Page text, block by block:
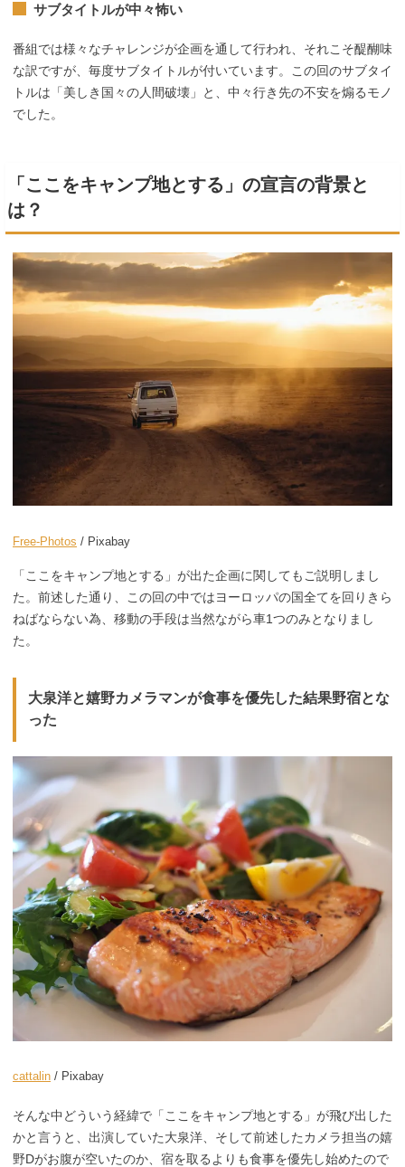
サブタイトルが中々怖い
番組では様々なチャレンジが企画を通して行われ、それこそ醍醐味
な訳ですが、毎度サブタイトルが付いています。この回のサブタイ
トルは「美しき国々の人間破壊」と、中々行き先の不安を煽るモノ
でした。
「ここをキャンプ地とする」の宣言の背景と
は？
Free-Photos / Pixabay
「ここをキャンプ地とする」が出た企画に関してもご説明しまし
た。前述した通り、この回の中ではヨーロッパの国全てを回りきら
ねばならない為、移動の手段は当然ながら車1つのみとなりまし
た。
大泉洋と嬉野カメラマンが食事を優先した結果野宿とな
った
cattalin / Pixabay
そんな中どういう経緯で「ここをキャンプ地とする」が飛び出した
かと言うと、出演していた大泉洋、そして前述したカメラ担当の嬉
野Dがお腹が空いたのか、宿を取るよりも食事を優先し始めたので